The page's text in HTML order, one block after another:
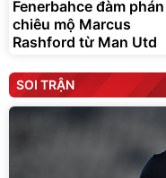
Fenerbahce đàm phán
chiêu mộ Marcus
Rashford từ Man Utd
SOI TRẬN